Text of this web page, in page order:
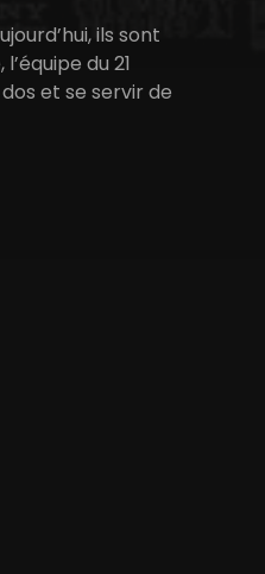
ils sont
du 21
et se servir de